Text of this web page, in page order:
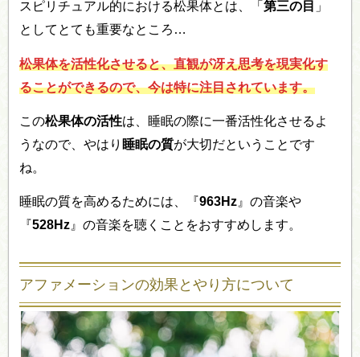
スピリチュアル的における松果体とは、「第三の目 」
としてとても重要なところ…
松果体を活性化させると、直観が冴え思考を現実化す
ることができるので、今は特に注目されています。
この松果体の活性は、睡眠の際に一番活性化させるよ
うなので、やはり 睡眠の質が大切だということです
ね。
睡眠の質を高めるためには、『963Hz』の音楽や
『528Hz』の音楽を聴くことをおすすめします。
アファメーションの効果とやり方について